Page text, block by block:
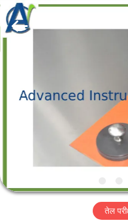
उत्पादों
में
Advanced
Instruments
Co.,Limited.
All
Rights
तेल